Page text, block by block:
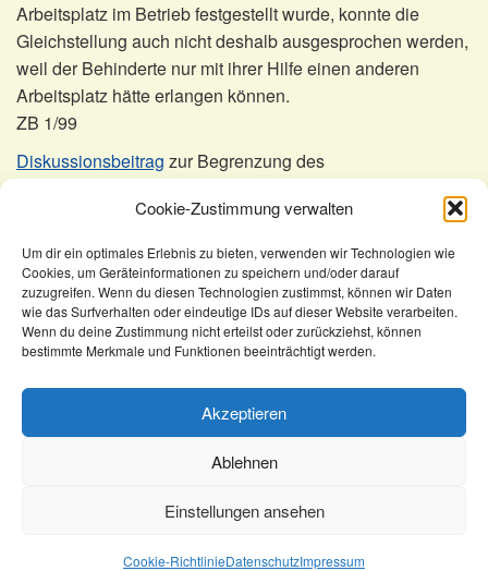
Cookie-Zustimmung verwalten
Um dir ein optimales Erlebnis zu bieten, verwenden wir Technologien wie
Cookies, um Geräteinformationen zu speichern und/oder darauf
zuzugreifen. Wenn du diesen Technologien zustimmst, können wir Daten
wie das Surfverhalten oder eindeutige IDs auf dieser Website verarbeiten.
Wenn du deine Zustimmung nicht erteilst oder zurückziehst, können
bestimmte Merkmale und Funktionen beeinträchtigt werden.
Akzeptieren
Ablehnen
Einstellungen ansehen
Cookie-RichtlinieDatenschutzImpressum
Arbeitsplatz im Betrieb festgestellt wurde, konnte die
Gleichstellung auch nicht deshalb ausgesprochen werden,
weil der Behinderte nur mit ihrer Hilfe einen anderen
Arbeitsplatz hätte erlangen können.
ZB 1/99
Diskussionsbeitrag zur Begrenzung des
Abs. 3 SGB IX bei Gleichstellungen.
KomSem
Recht
Aufgaben der Schwerbehindertenvertretung (SBV)
Gleichstellung
Impressum
Rechtliches AGB